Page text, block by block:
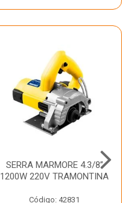
SERRA MARMORE 4.3/8”
1200W 220V TRAMONTINA
Código: 42831